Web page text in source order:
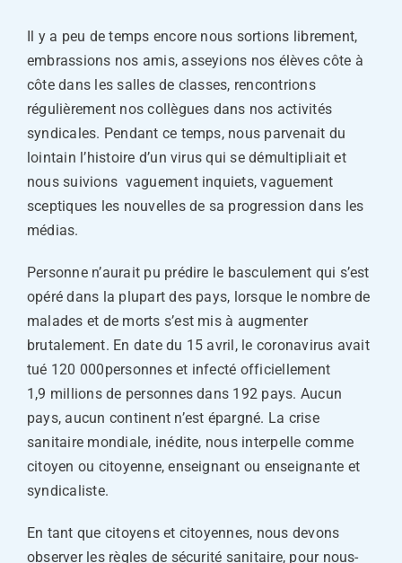
Il y a peu de temps encore nous sortions librement,
embrassions nos amis, asseyions nos élèves côte à
côte dans les salles de classes, rencontrions
régulièrement nos collègues dans nos activités
syndicales. Pendant ce temps, nous parvenait du
lointain l’histoire d’un virus qui se démultipliait et
nous suivions vaguement inquiets, vaguement
sceptiques les nouvelles de sa progression dans les
médias.
Personne n’aurait pu prédire le basculement qui s’est
opéré dans la plupart des pays, lorsque le nombre de
malades et de morts s’est mis à augmenter
brutalement. En date du 15 avril, le coronavirus avait
tué 120 000personnes et infecté officiellement
1,9 millions de personnes dans 192 pays. Aucun
pays, aucun continent n’est épargné. La crise
sanitaire mondiale, inédite, nous interpelle comme
citoyen ou citoyenne, enseignant ou enseignante et
syndicaliste.
En tant que citoyens et citoyennes, nous devons
observer les règles de sécurité sanitaire, pour nous-